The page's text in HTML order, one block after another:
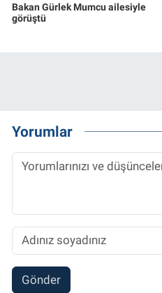
Bakan Gürlek Mumcu ailesiyle
görüştü
Yorumlar
Gönder